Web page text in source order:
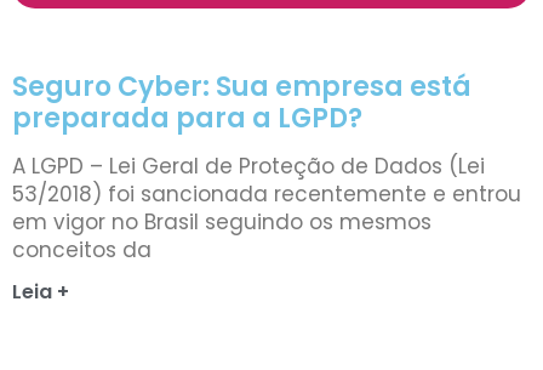
Seguro Cyber: Sua empresa está
preparada para a LGPD?
A LGPD – Lei Geral de Proteção de Dados (Lei
53/2018) foi sancionada recentemente e entrou
em vigor no Brasil seguindo os mesmos
conceitos da
Leia +